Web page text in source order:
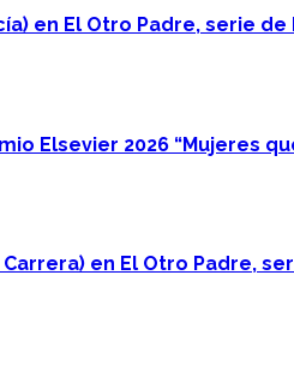
en El Otro Padre, serie
Elsevier 2026 “Mujeres
en El Otro Padre,